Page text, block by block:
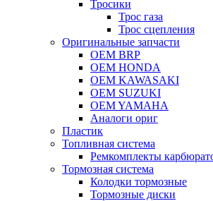
Тросики
Трос газа
Трос сцепления
Оригинальные запчасти
OEM BRP
OEM HONDA
OEM KAWASAKI
OEM SUZUKI
OEM YAMAHA
Аналоги ориг
Пластик
Топливная система
Ремкомплекты
Тормозная система
Колодки тормозные
Тормозные диски